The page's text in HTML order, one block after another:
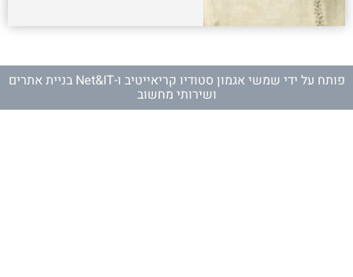
פותח על ידי שמשי אגמון סטודיו קריאייטיב ו- Net&IT בניית אתרים
ושירותי מחשוב